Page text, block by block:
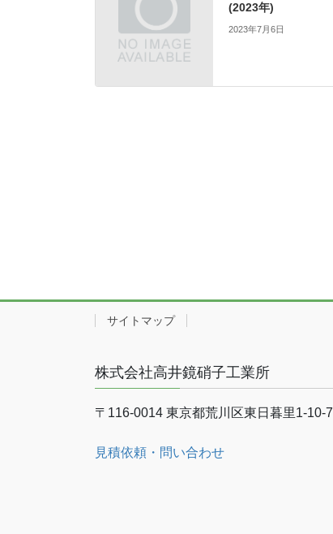
(2023年)
2023年7月6日
サイトマップ
株式会社高井鏡硝子工業所
〒116-0014 東京都荒川区東日暮里1-10-7
見積依頼・問い合わせ